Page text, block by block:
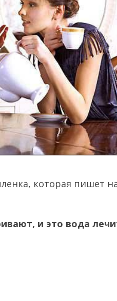
которая пишет
и это вода